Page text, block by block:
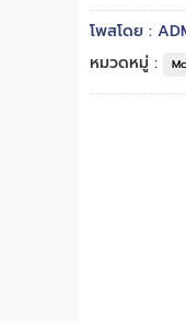
โพสโดย :
หมวดหมู่ :